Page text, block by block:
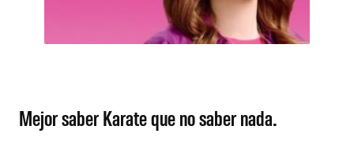
Mejor saber Karate que no saber nada.